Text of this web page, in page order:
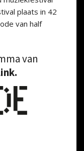
plaats in 42
van half
van